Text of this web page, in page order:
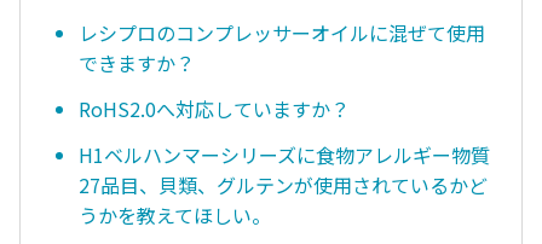
レシプロのコンプレッサーオイルに混ぜて使用
できますか？
RoHS2.0へ対応していますか？
H1ベルハンマーシリーズに食物アレルギー物質
27品目、貝類、グルテンが使用されているかど
うかを教えてほしい。